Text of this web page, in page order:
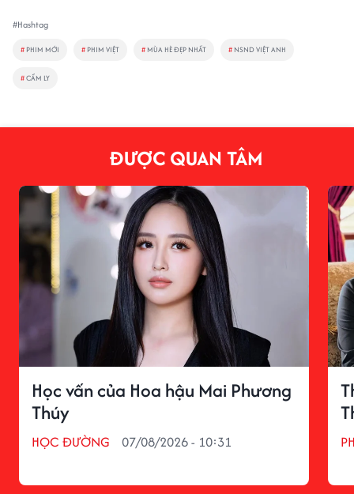
#Hashtag
# PHIM MỚI # PHIM VIỆT # MÙA HÈ ĐẸP NHẤT # NSND VIỆT ANH
#CẨM LY
ĐƯỢC QUAN TÂM
Học vấn của Hoa hậu Mai Phương
Thúy
HỌC ĐƯỜNG 07/08/2026 - 10:31